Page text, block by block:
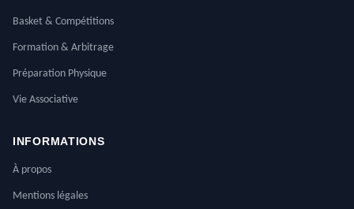
Basket & Compétitions
Formation & Arbitrage
Préparation Physique
Vie Associative
INFORMATIONS
À propos
Mentions légales